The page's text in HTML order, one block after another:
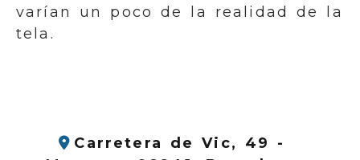
varían un poco de la realidad de la
tela.
Carretera de Vic, 49 -